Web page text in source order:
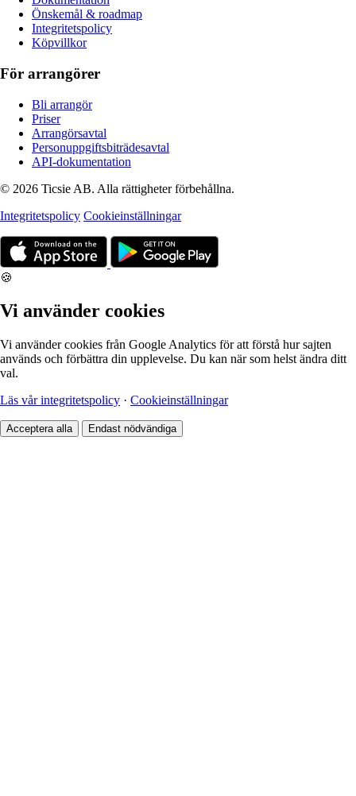
Önskemål & roadmap
Integritetspolicy
Köpvillkor
För arrangörer
Bli arrangör
Priser
Arrangörsavtal
Personuppgiftsbiträdesavtal
API-dokumentation
© 2026 Ticsie AB. Alla rättigheter förbehållna.
Integritetspolicy Cookieinställningar
🍪
Vi använder cookies
Vi använder cookies från Google Analytics för att förstå hur sajten
används och förbättra din upplevelse. Du kan när som helst ändra ditt
val.
Läs vår integritetspolicy · Cookieinställningar
Acceptera alla Endast nödvändiga